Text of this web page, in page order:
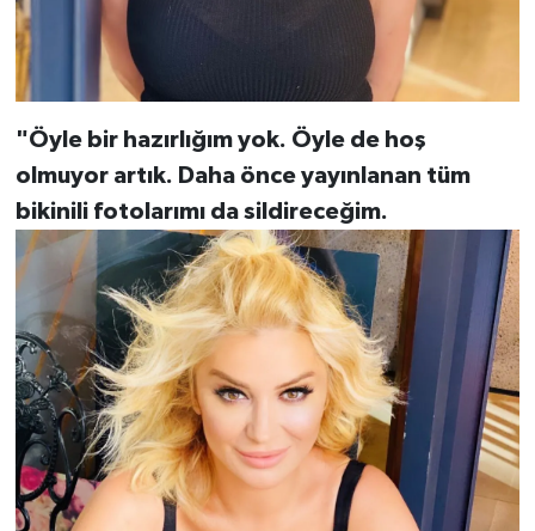
"Öyle bir hazırlığım yok. Öyle de hoş
olmuyor artık. Daha önce yayınlanan tüm
bikinili fotolarımı da sildireceğim.